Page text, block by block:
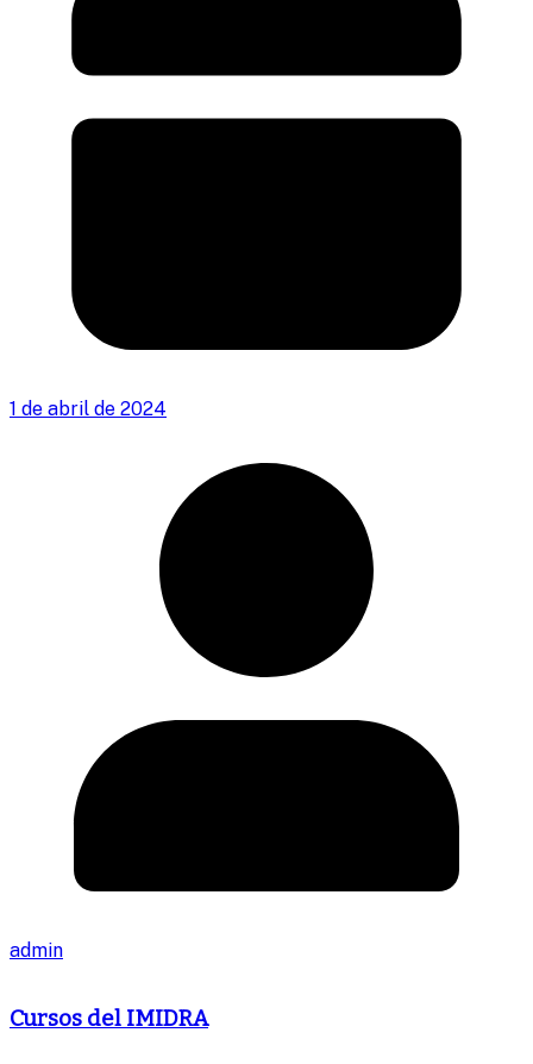
1 de abril de 2024
admin
Cursos del IMIDRA